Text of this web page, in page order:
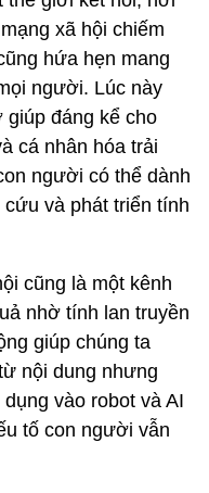
xã hội chiếm
hứa hẹn mang
người. Lúc này
giúp đáng kể cho
cá nhân hóa trải
người có thể dành
và phát triển tính
cũng là một kênh
nhờ tính lan truyền
giúp chúng ta
nội dung nhưng
vào robot và AI
tố con người vẫn